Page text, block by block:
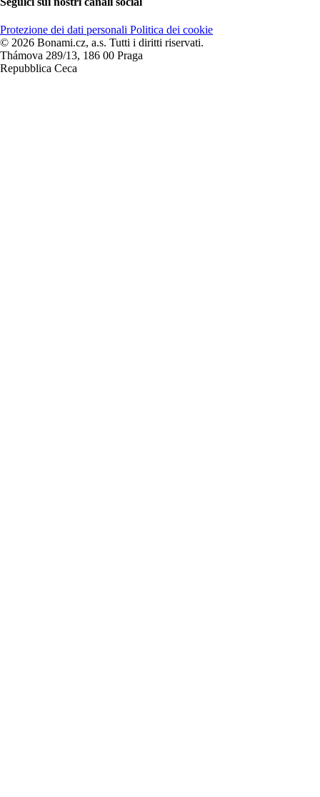
Protezione dei dati personali Politica dei cookie
© 2026 Bonami.cz, a.s. Tutti i diritti riservati.
Thámova 289/13, 186 00 Praga
Repubblica Ceca